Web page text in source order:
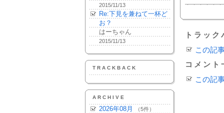
2015/11/13
Re:下見を兼ねて一杯ど
お？
はーちゃん
2015/11/13
TRACKBACK
ARCHIVE
2026年08月 （5件）
トラッ
この記
コメント
この記